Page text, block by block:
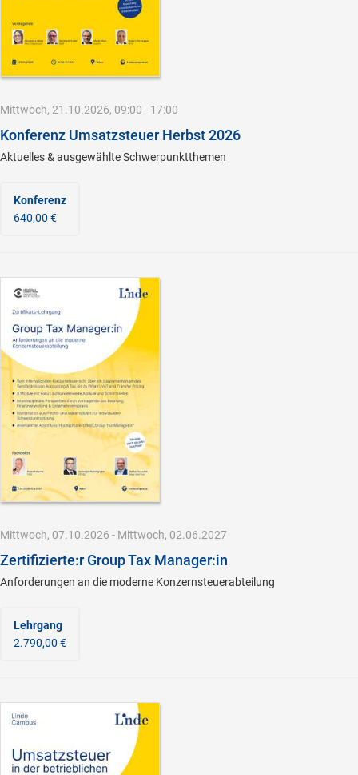
Mittwoch, 21.10.2026, 09:00 - 17:00
Konferenz Umsatzsteuer Herbst 2026
Aktuelles & ausgewählte Schwerpunktthemen
Konferenz
640,00 €
Mittwoch, 07.10.2026 - Mittwoch, 02.06.2027
Zertifizierte:r Group Tax Manager:in
Anforderungen an die moderne Konzernsteuerabteilung
Lehrgang
2.790,00 €